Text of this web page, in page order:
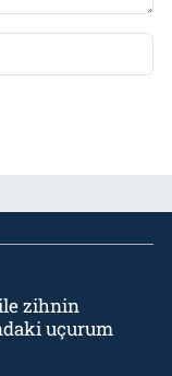
zihnin
uçurum